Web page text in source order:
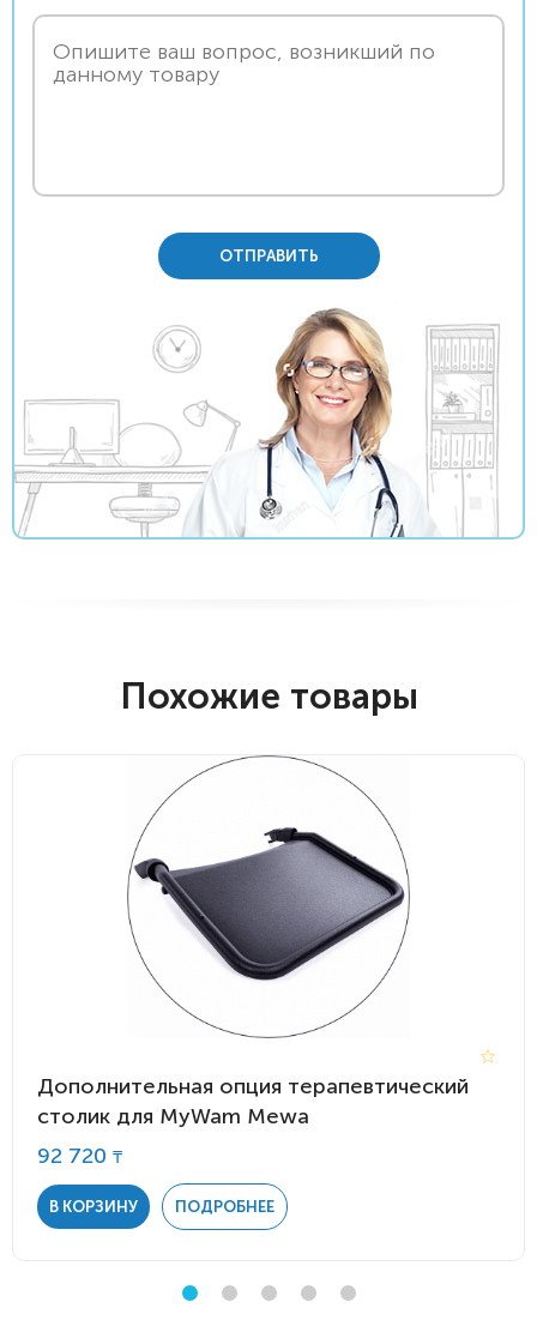
ОТПРАВИТЬ
Похожие товары
Дополнительная опция терапевтический
столик для MyWam Mewa
92 720 ₸
В КОРЗИНУ ПОДРОБНЕЕ